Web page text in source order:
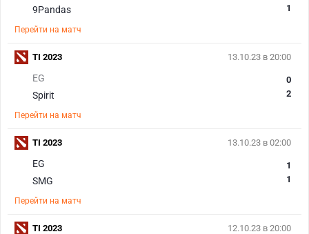
9Pandas
1
Перейти на матч
13.10.23 в 20:00
EG
Spirit
0
2
Перейти на матч
TI 2023
13.10.23 в 02:00
EG
SMG
1
1
Перейти на матч
TI 2023
12.10.23 в 20:00
TI 2023